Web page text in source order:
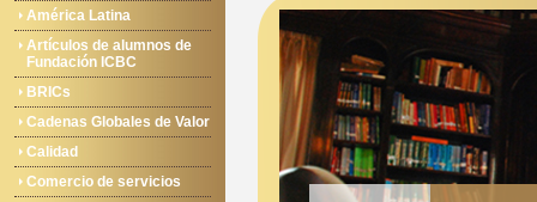
América Latina
Artículos de alumnos de
Fundación ICBC
BRICs
Cadenas Globales de Valor
Calidad
Comercio de servicios